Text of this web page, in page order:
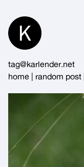
Content
tag@karlender.net
home
random post